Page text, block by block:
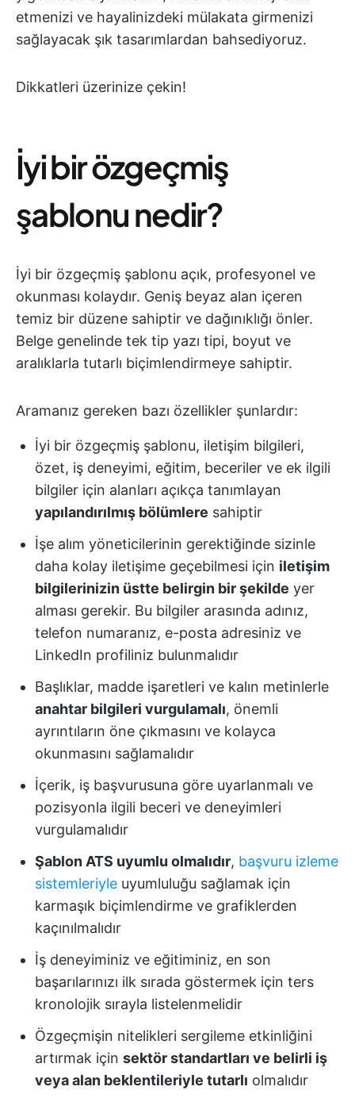
etmenizi ve hayalinizdeki mülakata girmenizi
sağlayacak şık tasarımlardan bahsediyoruz.
Dikkatleri üzerinize çekin!
İyi bir özgeçmiş
şablonu nedir?
İyi bir özgeçmiş şablonu açık, profesyonel ve
okunması kolaydır. Geniş beyaz alan içeren
temiz bir düzene sahiptir ve dağınıklığı önler.
Belge genelinde tek tip yazı tipi, boyut ve
aralıklarla tutarlı biçimlendirmeye sahiptir.
Aramanız gereken bazı özellikler şunlardır:
İyi bir özgeçmiş şablonu, iletişim bilgileri,
özet, iş deneyimi, eğitim, beceriler ve ek ilgili
bilgiler için alanları açıkça tanımlayan
yapılandırılmış bölümlere sahiptir
İşe alım yöneticilerinin gerektiğinde sizinle
daha kolay iletişime geçebilmesi için iletişim
bilgilerinizin üstte belirgin bir şekilde yer
alması gerekir. Bu bilgiler arasında adınız,
telefon numaranız, e-posta adresiniz ve
LinkedIn profiliniz bulunmalıdır
Başlıklar, madde işaretleri ve kalın metinlerle
anahtar bilgileri vurgulamalı, önemli
ayrıntıların öne çıkmasını ve kolayca
okunmasını sağlamalıdır
İçerik, iş başvurusuna göre uyarlanmalı ve
pozisyonla ilgili beceri ve deneyimleri
vurgulamalıdır
Şablon ATS uyumlu olmalıdır, başvuru izleme
sistemleriyle uyumluluğu sağlamak için
karmaşık biçimlendirme ve grafiklerden
kaçınılmalıdır
İş deneyiminiz ve eğitiminiz, en son
başarılarınızı ilk sırada göstermek için ters
kronolojik sırayla listelenmelidir
Özgeçmişin nitelikleri sergileme etkinliğini
artırmak için sektör standartları ve belirli iş
veya alan beklentileriyle tutarlı olmalıdır